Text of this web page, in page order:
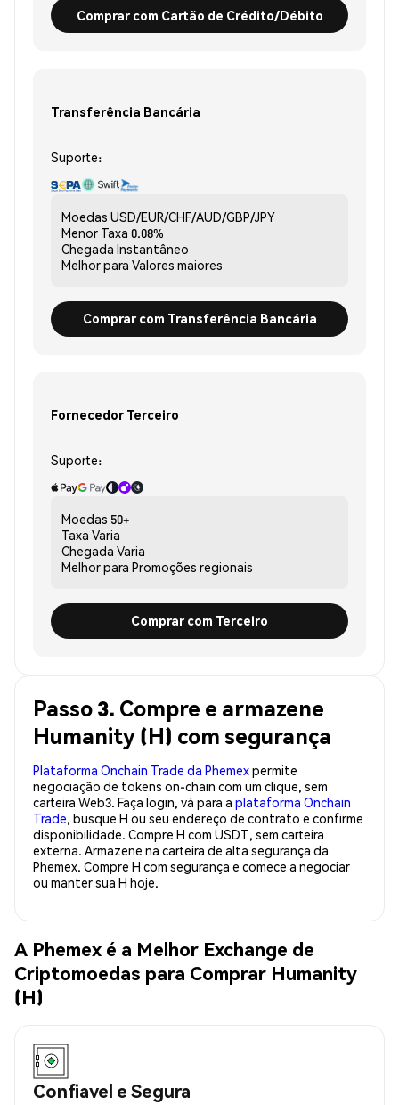
Comprar com Cartão de Crédito/Débito
Transferência Bancária
Suporte:
Moedas USD/EUR/CHF/AUD/GBP/JPY
Menor Taxa 0.08%
Chegada Instantâneo
Melhor para Valores maiores
Comprar com Transferência Bancária
Fornecedor Terceiro
Suporte:
Moedas 50+
Taxa Varia
Chegada Varia
Melhor para Promoções regionais
Comprar com Terceiro
Passo 3. Compre e armazene
Humanity (H) com segurança
Plataforma Onchain Trade da Phemexpermite
negociação de tokens on-chain com um clique, sem
carteira Web3. Faça login, vá para a plataforma Onchain
Trade, busque H ou seu endereço de contrato e confirme
disponibilidade. Compre H com USDT, sem carteira
externa. Armazene na carteira de alta segurança da
Phemex. Compre H com segurança e comece a negociar
ou manter sua H hoje.
A Phemex é a Melhor Exchange de
Criptomoedas para Comprar Humanity
(H)
Confiavel e Segura